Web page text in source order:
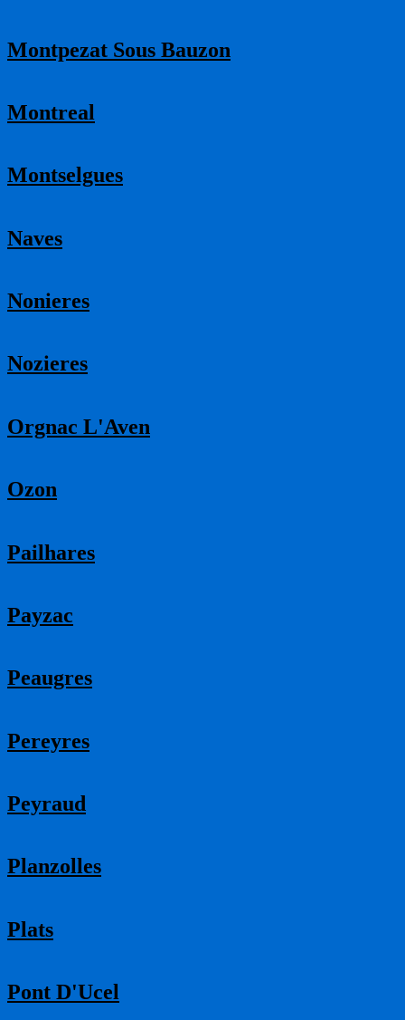
Montpezat Sous Bauzon
Montreal
Montselgues
Naves
Nonieres
Nozieres
Orgnac L'Aven
Ozon
Pailhares
Payzac
Peaugres
Pereyres
Peyraud
Planzolles
Plats
Pont D'Ucel